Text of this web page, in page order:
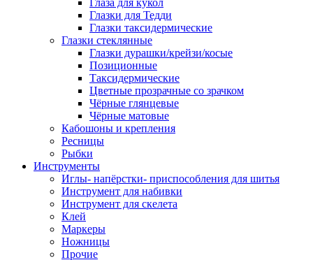
Глазки для Тедди
Глазки таксидермические
Глазки стеклянные
Глазки дурашки/крейзи/косые
Позиционные
Таксидермические
Цветные прозрачные со зрачком
Чёрные глянцевые
Чёрные матовые
Кабошоны и крепления
Ресницы
Рыбки
Инструменты
Иглы- напёрстки- приспособления для шитья
Инструмент для набивки
Инструмент для скелета
Клей
Маркеры
Ножницы
Прочие